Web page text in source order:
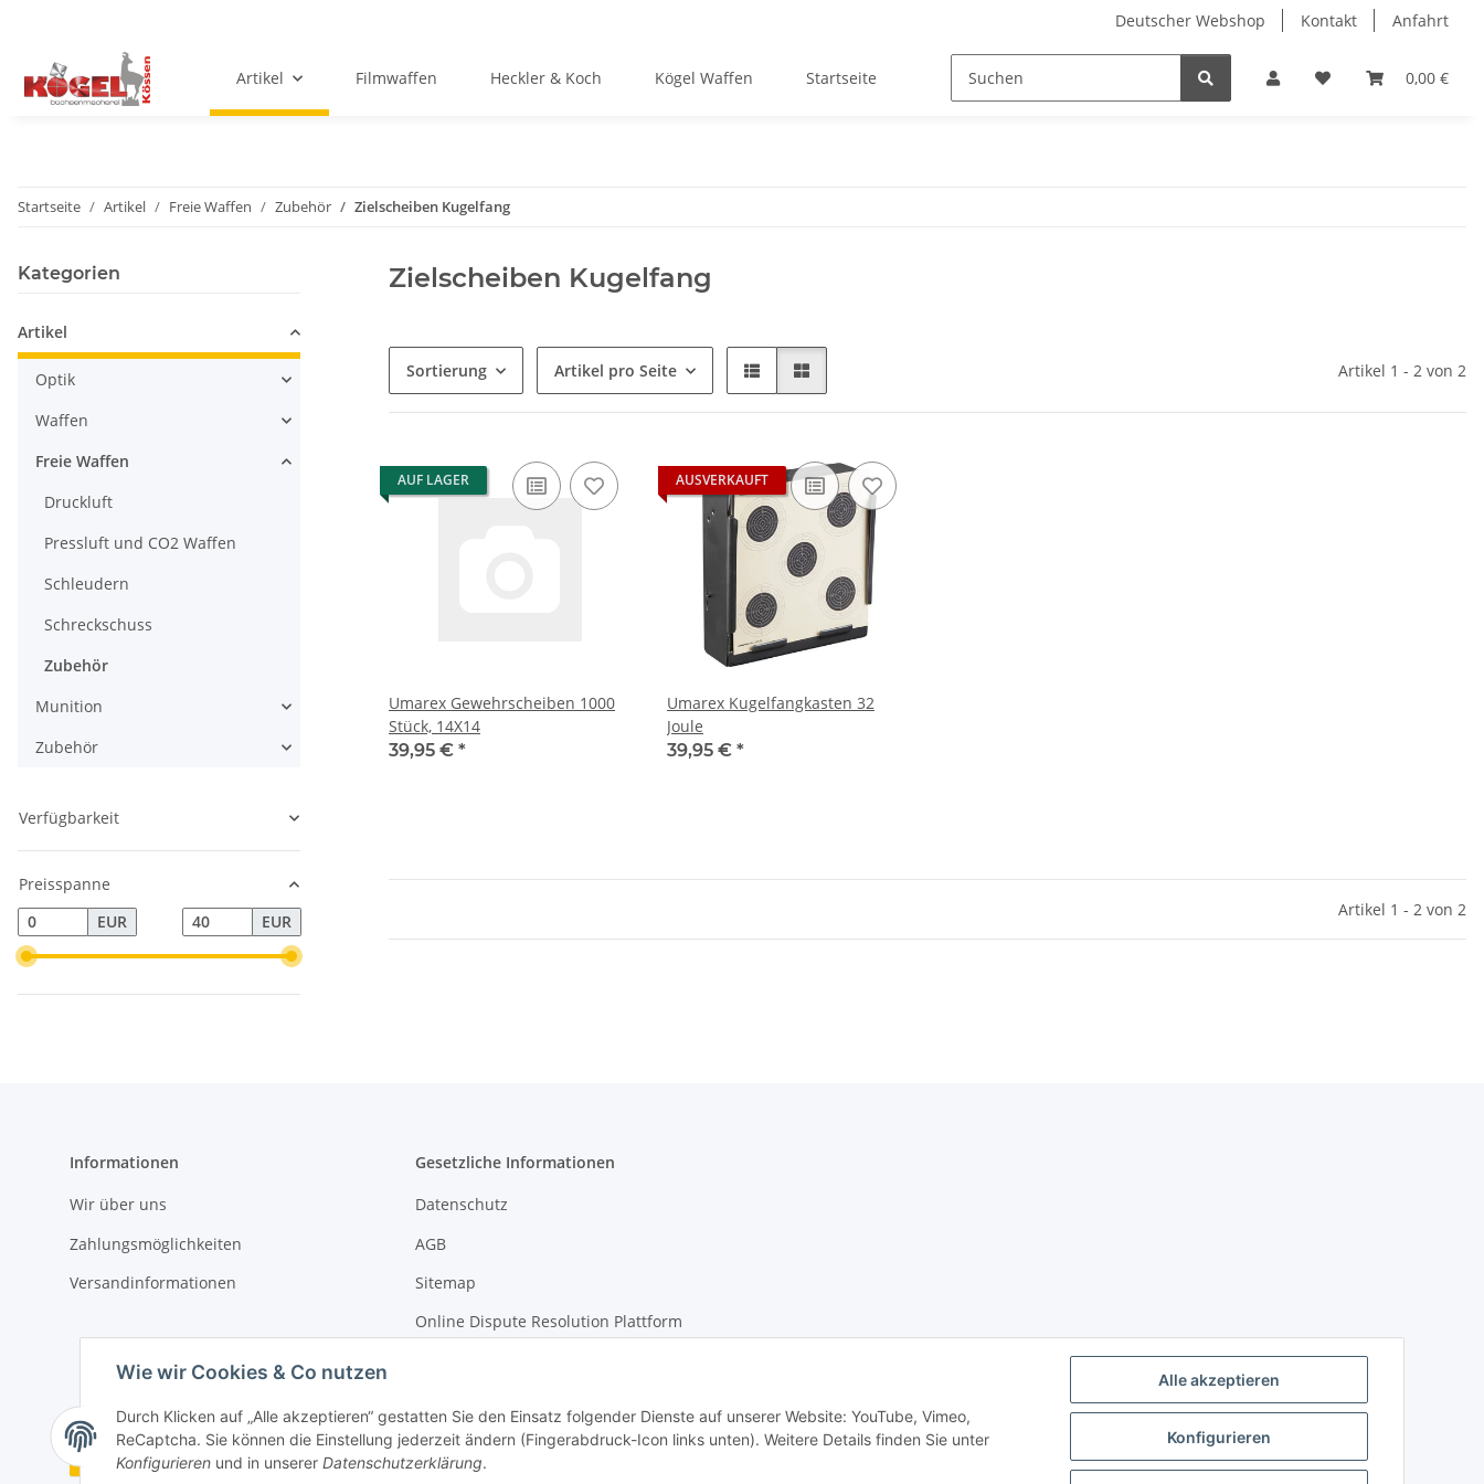
Alle akzeptieren
Konfigurieren
Wie wir Cookies & Co nutzen
Durch Klicken auf „Alle akzeptieren“ gestatten Sie den Einsatz folgender Dienste auf unserer Website: YouTube, Vimeo,
ReCaptcha. Sie können die Einstellung jederzeit ändern (Fingerabdruck-Icon links unten). Weitere Details finden Sie unter
Konfigurieren und in unserer Datenschutzerklärung.
Deutscher Webshop Kontakt Anfahrt
0,00 €
Artikel Filmwaffen Heckler & Koch Kögel Waffen Startseite
Startseite Artikel Freie Waffen Zubehör Zielscheiben Kugelfang
Zielscheiben Kugelfang
Sortierung Artikel pro Seite Artikel 1 - 2 von 2
AUF LAGER
Umarex Gewehrscheiben 1000
Stück, 14X14
39,95 € *
AUSVERKAUFT
Umarex Kugelfangkasten 32
Joule
39,95 € *
Artikel 1 - 2 von 2
Kategorien
Artikel
Optik
Waffen
Freie Waffen
Druckluft
Pressluft und CO2 Waffen
Schleudern
Schreckschuss
Zubehör
Munition
Zubehör
Verfügbarkeit
Preisspanne
EUR
EUR
Informationen
Wir über uns
Zahlungsmöglichkeiten
Versandinformationen
Gesetzliche Informationen
Datenschutz
AGB
Sitemap
Online Dispute Resolution Plattform
Vertrag widerrufen